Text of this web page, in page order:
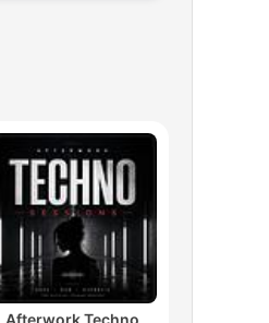
Afterwork Techno